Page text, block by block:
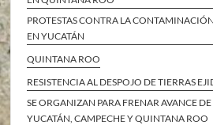
PROTESTAS CONTRA LA
EN YUCATÁN
QUINTANA ROO
RESISTENCIA AL DESPOJO DE TIERRAS
SE ORGANIZAN PARA FRENAR AVANCE
YUCATÁN, CAMPECHE Y QUINTANA ROO